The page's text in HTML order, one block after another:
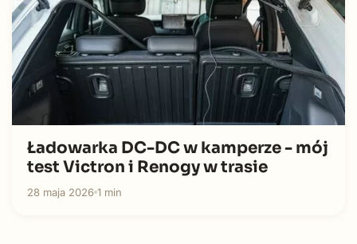
Ładowarka DC-DC w kamperze - mój
test Victron i Renogy w trasie
28 maja 2026 1 min